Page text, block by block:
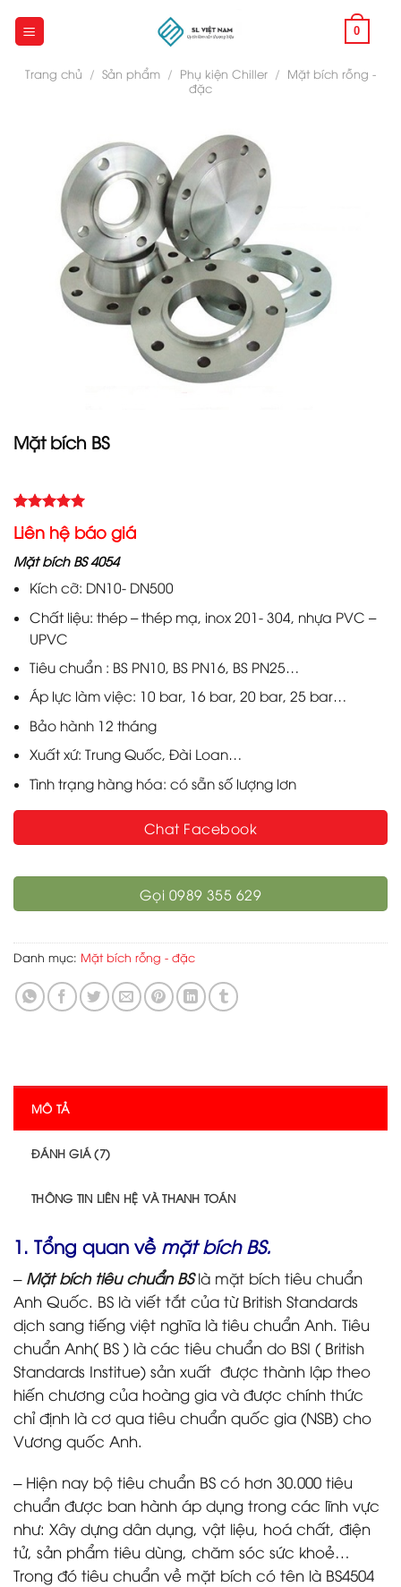
0
Trang chủ / Sản phẩm / Phụ kiện Chiller / Mặt bích rỗng -
đặc
Mặt bích BS
5.00
dựa trên
Liên hệ báo giá
Mặt bích BS 4054
Kích cỡ: DN10- DN500
Chất liệu: thép – thép mạ, inox 201- 304, nhựa PVC –
UPVC
Tiêu chuẩn : BS PN10, BS PN16, BS PN25…
Áp lực làm việc: 10 bar, 16 bar, 20 bar, 25 bar…
Bảo hành 12 tháng
Xuất xứ: Trung Quốc, Đài Loan…
Tình trạng hàng hóa: có sẵn số lượng lơn
Chat Facebook
Gọi 0989 355 629
Danh mục: Mặt bích rỗng - đặc
MÔ TẢ
ĐÁNH GIÁ (7)
THÔNG TIN LIÊN HỆ VÀ THANH TOÁN
1. Tổng quan về mặt bích BS.
– Mặt bích tiêu chuẩn BSlà mặt bích tiêu chuẩn
Anh Quốc. BS là viết tắt của từ British Standards
dịch sang tiếng việt nghĩa là tiêu chuẩn Anh. Tiêu
chuẩn Anh( BS ) là các tiêu chuẩn do BSI ( British
Standards Institue) sản xuất được thành lập theo
hiến chương của hoàng gia và được chính thức
chỉ định là cơ qua tiêu chuẩn quốc gia (NSB) cho
Vương quốc Anh.
– Hiện nay bộ tiêu chuẩn BS có hơn 30.000 tiêu
chuẩn được ban hành áp dụng trong các lĩnh vực
như: Xây dựng dân dụng, vật liệu, hoá chất, điện
tử, sản phẩm tiêu dùng, chăm sóc sức khoẻ…
Trong đó tiêu chuẩn về mặt bích có tên là BS4504